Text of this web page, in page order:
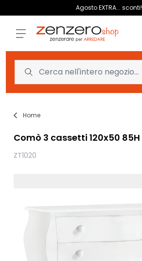
Agosto EXTRA... sconti!
Home
Comò 3 cassetti 120x50 85H
ZT1020